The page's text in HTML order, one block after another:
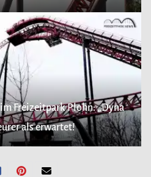
Freizeitpark Plohn: „Dyna
als erwartet!